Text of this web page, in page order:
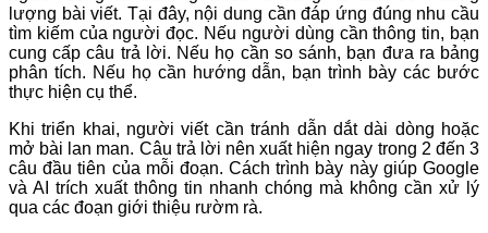
lượng bài viết. Tại đây, nội dung cần đáp ứng đúng nhu cầu
tìm kiếm của người đọc. Nếu người dùng cần thông tin, bạn
cung cấp câu trả lời. Nếu họ cần so sánh, bạn đưa ra bảng
phân tích. Nếu họ cần hướng dẫn, bạn trình bày các bước
thực hiện cụ thể.
Khi triển khai, người viết cần tránh dẫn dắt dài dòng hoặc
mở bài lan man. Câu trả lời nên xuất hiện ngay trong 2 đến 3
câu đầu tiên của mỗi đoạn. Cách trình bày này giúp Google
và AI trích xuất thông tin nhanh chóng mà không cần xử lý
qua các đoạn giới thiệu rườm rà.